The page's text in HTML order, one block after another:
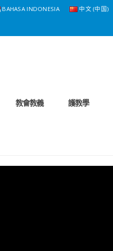
BAHASA INDONESIA 中文 (中国)
教會教義 護教學